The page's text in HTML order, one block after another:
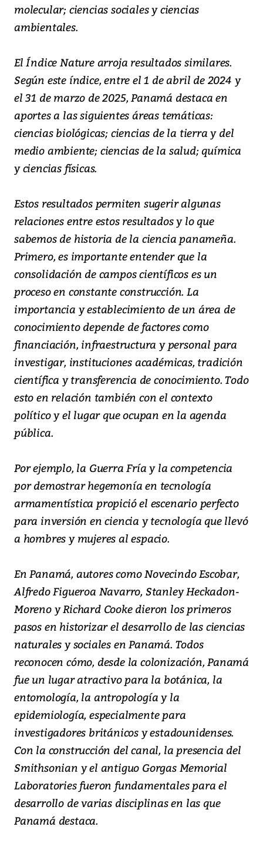
molecular; ciencias sociales y ciencias
ambientales.
El Índice Nature arroja resultados similares.
Según este índice, entre el 1 de abril de 2024 y
el 31 de marzo de 2025, Panamá destaca en
aportes a las siguientes áreas temáticas:
ciencias biológicas; ciencias de la tierra y del
medio ambiente; ciencias de la salud; química
y ciencias físicas.
Estos resultados permiten sugerir algunas
relaciones entre estos resultados y lo que
sabemos de historia de la ciencia panameña.
Primero, es importante entender que la
consolidación de campos científicos es un
proceso en constante construcción. La
importancia y establecimiento de un área de
conocimiento depende de factores como
financiación, infraestructura y personal para
investigar, instituciones académicas, tradición
científica y transferencia de conocimiento. Todo
esto en relación también con el contexto
político y el lugar que ocupan en la agenda
pública.
Por ejemplo, la Guerra Fría y la competencia
por demostrar hegemonía en tecnología
armamentística propició el escenario perfecto
para inversión en ciencia y tecnología que llevó
a hombres y mujeres al espacio.
En Panamá, autores como Novecindo Escobar,
Alfredo Figueroa Navarro, Stanley Heckadon-
Moreno y Richard Cooke dieron los primeros
pasos en historizar el desarrollo de las ciencias
naturales y sociales en Panamá. Todos
reconocen cómo, desde la colonización, Panamá
fue un lugar atractivo para la botánica, la
entomología, la antropología y la
epidemiología, especialmente para
investigadores británicos y estadounidenses.
Con la construcción del canal, la presencia del
Smithsonian y el antiguo Gorgas Memorial
Laboratories fueron fundamentales para el
desarrollo de varias disciplinas en las que
Panamá destaca.